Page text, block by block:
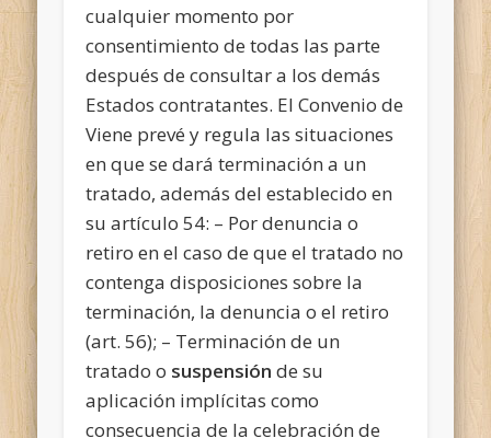
cualquier momento por
consentimiento de todas las parte
después de consultar a los demás
Estados contratantes. El Convenio de
Viene prevé y regula las situaciones
en que se dará terminación a un
tratado, además del establecido en
su artículo 54: – Por denuncia o
retiro en el caso de que el tratado no
contenga disposiciones sobre la
terminación, la denuncia o el retiro
(art. 56); – Terminación de un
tratado o suspensión de su
aplicación implícitas como
consecuencia de la celebración de